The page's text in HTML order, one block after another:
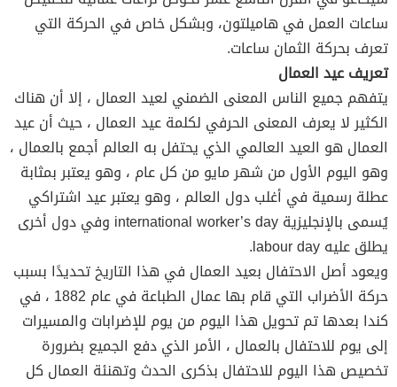
ساعات العمل في هاميلتون، وبشكل خاص في الحركة التي
تعرف بحركة الثمان ساعات.
تعريف عيد العمال
يتفهم جميع الناس المعنى الضمني لعيد العمال ، إلا أن هناك
الكثير لا يعرف المعنى الحرفي لكلمة عيد العمال ، حيث أن عيد
العمال هو العيد العالمي الذي يحتفل به العالم أجمع بالعمال ،
وهو اليوم الأول من شهر مايو من كل عام ، وهو يعتبر بمثابة
عطلة رسمية في أغلب دول العالم ، وهو يعتبر عيد اشتراكي
يُسمى بالإنجليزية international worker’s day وفي دول أخرى
يطلق عليه labour day.
ويعود أصل الاحتفال بعيد العمال في هذا التاريخ تحديدًا بسبب
حركة الأضراب التي قام بها عمال الطباعة في عام 1882 ، في
كندا بعدها تم تحويل هذا اليوم من يوم للإضرابات والمسيرات
إلى يوم للاحتفال بالعمال ، الأمر الذي دفع الجميع بضرورة
تخصيص هذا اليوم للاحتفال بذكرى الحدث وتهنئة العمال كل